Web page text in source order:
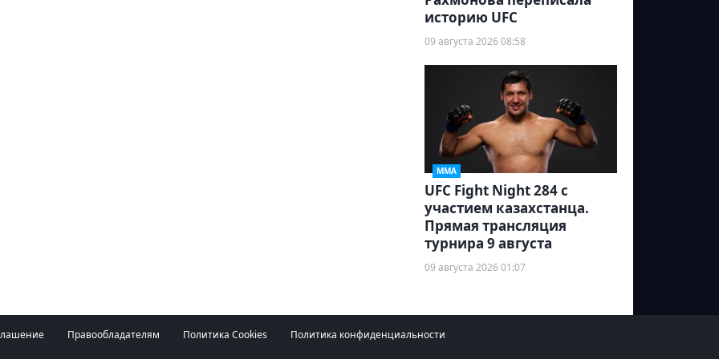
историю UFC
09 августа 2026 08:58
ММА
UFC Fight Night 284 с
участием казахстанца.
Прямая трансляция
турнира 9 августа
09 августа 2026 01:07
Правообладателям Политика Cookies Политика конфиденциальности